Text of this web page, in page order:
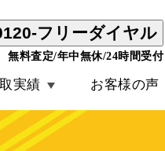
フリーダイヤル
無料査定/年中無休/24時間受付
実績 お客様の声